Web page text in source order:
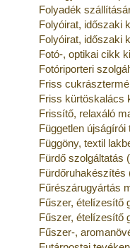
Folyadék
Folyóirat, időszaki
Folyóirat, időszaki
Fotó-, optikai cikk
Fotóriporteri
Friss
Friss kürtöskalács
Frissítő, relaxáló
Független
Függöny, textil
Fürdő szolgáltatás
Fürdőruhakészítés
Fűrészárugyártás
Fűszer, ételízesítő
Fűszer, ételízesítő
Fűszer-,